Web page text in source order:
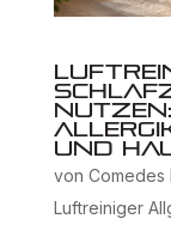
und
von Comedes
Luftreiniger